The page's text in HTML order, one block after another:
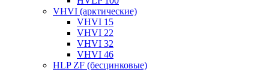
VHVI (арктические)
VHVI 15
VHVI 22
VHVI 32
VHVI 46
HLP ZF (бесцинковые)